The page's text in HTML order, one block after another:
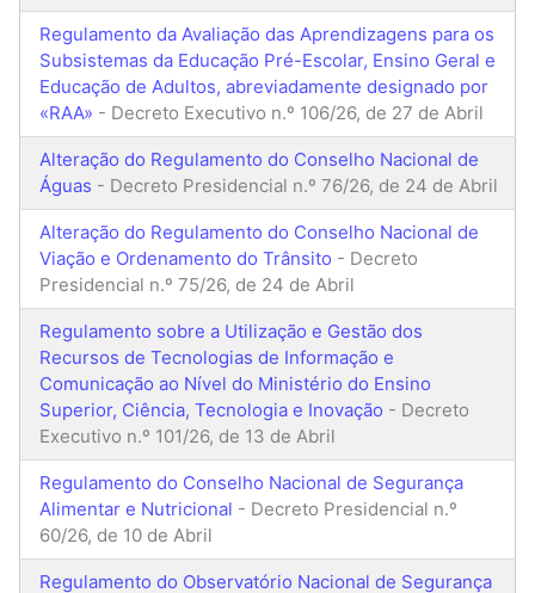
Regulamento da Avaliação das Aprendizagens para os
Subsistemas da Educação Pré-Escolar, Ensino Geral e
Educação de Adultos, abreviadamente designado por
«RAA» - Decreto Executivo n.º 106/26, de 27 de Abril
Alteração do Regulamento do Conselho Nacional de
Águas - Decreto Presidencial n.º 76/26, de 24 de Abril
Alteração do Regulamento do Conselho Nacional de
Viação e Ordenamento do Trânsito - Decreto
Presidencial n.º 75/26, de 24 de Abril
Regulamento sobre a Utilização e Gestão dos
Recursos de Tecnologias de Informação e
Comunicação ao Nível do Ministério do Ensino
Superior, Ciência, Tecnologia e Inovação - Decreto
Executivo n.º 101/26, de 13 de Abril
Regulamento do Conselho Nacional de Segurança
Alimentar e Nutricional - Decreto Presidencial n.º
60/26, de 10 de Abril
Regulamento do Observatório Nacional de Segurança